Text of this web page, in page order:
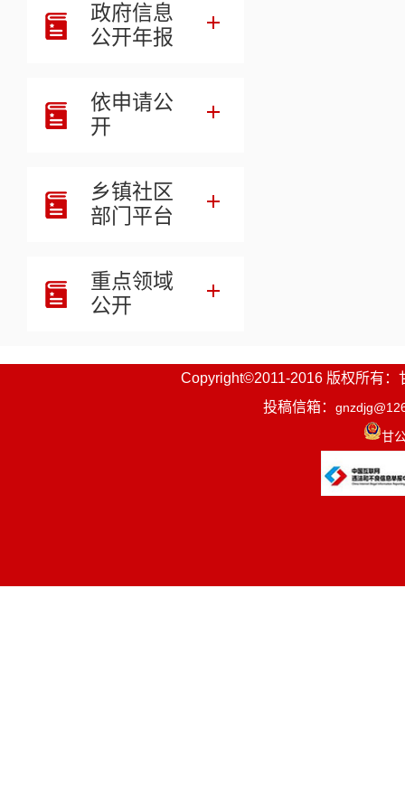
政府信息
公开年报
依申请公
开
乡镇社区
部门平台
重点领域
公开
Copyright©2011-2016 版权所有：
投稿信箱：
甘